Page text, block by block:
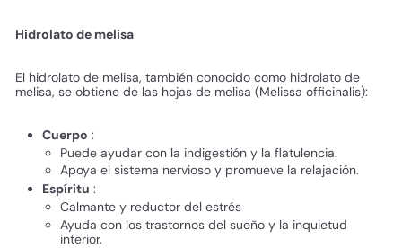
Hidrolato de melisa
El hidrolato de melisa, también conocido como hidrolato de
melisa, se obtiene de las hojas de melisa (Melissa officinalis):
Cuerpo :
Puede ayudar con la indigestión y la flatulencia.
Apoya el sistema nervioso y promueve la relajación.
Espíritu :
Calmante y reductor del estrés
Ayuda con los trastornos del sueño y la inquietud
interior.